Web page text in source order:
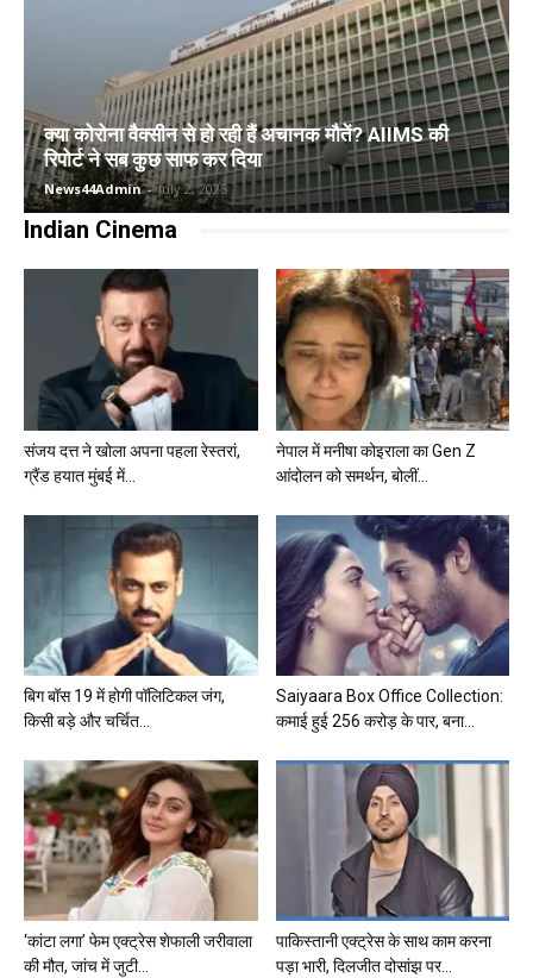
क्या कोरोना वैक्सीन से हो रही हैं अचानक मौतें? AIIMS की
रिपोर्ट ने सब कुछ साफ कर दिया
News44Admin - July 2, 2025
Indian Cinema
संजय दत्त ने खोला अपना पहला रेस्तरां,
ग्रैंड हयात मुंबई में...
नेपाल में मनीषा कोइराला का Gen Z
आंदोलन को समर्थन, बोलीं...
बिग बॉस 19 में होगी पॉलिटिकल जंग,
किसी बड़े और चर्चित...
Saiyaara Box Office Collection:
कमाई हुई 256 करोड़ के पार, बना...
‘कांटा लगा’ फेम एक्ट्रेस शेफाली जरीवाला
की मौत, जांच में जुटी...
पाकिस्तानी एक्ट्रेस के साथ काम करना
पड़ा भारी, दिलजीत दोसांझ पर...